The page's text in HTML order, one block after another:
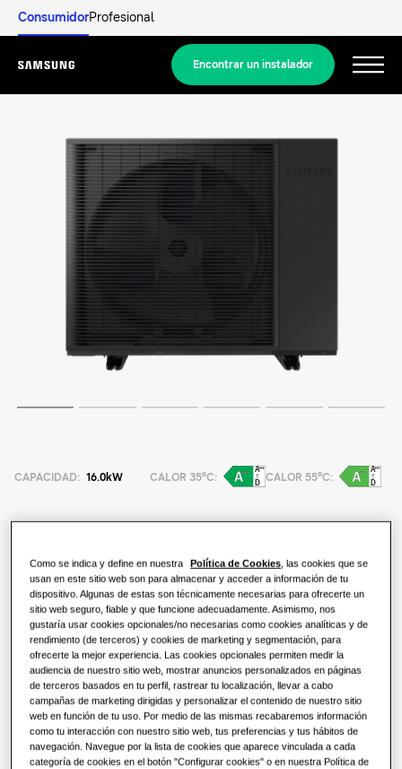
ConsumidorProfesional
Menu
Encontrar un instalador
Descubrir
SOLUCIONES RESIDENCIALES
funciona?
Ventajas de una bomba de calor
SOLUCIONES COMERCIALES
Hoteles
Comercio
Restaurante
Oficina
Nuestras soluciones
SOLUCIONES PARA TU HOGAR
Soluciones de climatización
Controles
PRODUCTOS ESTRELLA
SmartThings
Cassette 360
Compara WindFree
Productos
CAPACIDAD: 16.0kW CALOR 35°C: CALOR 55°C:
Split Outdoor (R32) - High Capacity
Capacidad disponible
12.5kW 16.0kW
Tipo de alimentación
1 fase 3 fases
Como se indica y define en nuestra Política de Cookies, las cookies que se
usan en este sitio web son para almacenar y acceder a información de tu
dispositivo. Algunas de estas son técnicamente necesarias para ofrecerte un
sitio web seguro, fiable y que funcione adecuadamente. Asimismo, nos
gustaría usar cookies opcionales/no necesarias como cookies analíticas y de
rendimiento (de terceros) y cookies de marketing y segmentación, para
ofrecerte la mejor experiencia. Las cookies opcionales permiten medir la
audiencia de nuestro sitio web, mostrar anuncios personalizados en páginas
de terceros basados en tu perfil, rastrear tu localización, llevar a cabo
campañas de marketing dirigidas y personalizar el contenido de nuestro sitio
web en función de tu uso. Por medio de las mismas recabaremos información
como tu interacción con nuestro sitio web, tus preferencias y tus hábitos de
navegación. Navegue por la lista de cookies que aparece vinculada a cada
categoría de cookies en el botón "Configurar cookies" o en nuestra Política de